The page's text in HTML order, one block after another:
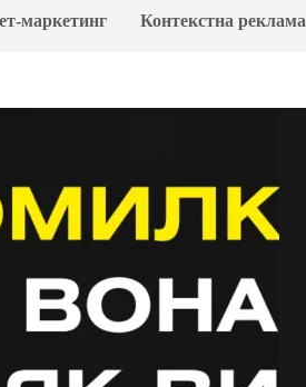
маркетинг Контекстна реклама